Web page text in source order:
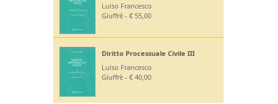
Luiso Francesco
Giuffrè - € 55,00
Diritto Processuale Civile III
Luiso Francesco
Giuffrè - € 40,00